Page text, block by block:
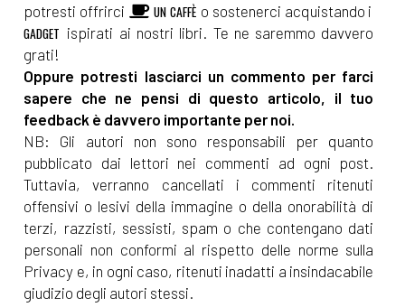
potresti offrirci
UN CAFFÈ o sostenerci acquistando i
GADGET ispirati ai nostri libri. Te ne saremmo davvero
grati!
Oppure potresti lasciarci un commento per farci
sapere che ne pensi di questo articolo, il tuo
feedback è davvero importante per noi.
NB: Gli autori non sono responsabili per quanto
pubblicato dai lettori nei commenti ad ogni post.
Tuttavia, verranno cancellati i commenti ritenuti
offensivi o lesivi della immagine o della onorabilità di
terzi, razzisti, sessisti, spam o che contengano dati
personali non conformi al rispetto delle norme sulla
Privacy e, in ogni caso, ritenuti inadatti a insindacabile
giudizio degli autori stessi.